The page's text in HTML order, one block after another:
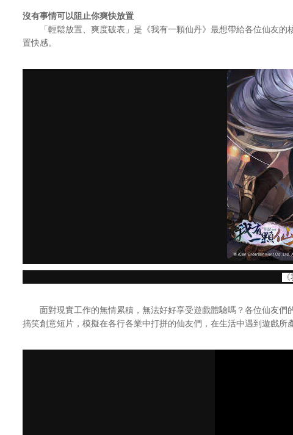
沒有事情可以阻止你爽快放置
「輕鬆放置、爽度破表」是《我有一顆仙丹》最想帶給各位仙友的
置快感。
面對現實工作的無情累積，無法好好享受遊戲體驗嗎？各位仙友們
搞笑創意短片，模擬在各行各業中打拼的仙友們，在生活中遇到遊戲所